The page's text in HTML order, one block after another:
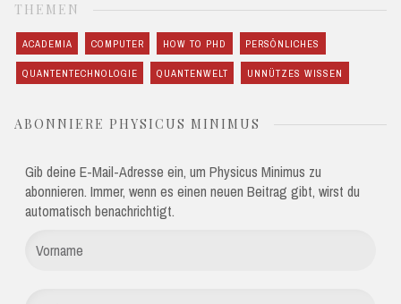
THEMEN
ACADEMIA COMPUTER HOW TO PHD PERSÖNLICHES
QUANTENTECHNOLOGIE QUANTENWELT UNNÜTZES WISSEN
ABONNIERE PHYSICUS MINIMUS
Gib deine E-Mail-Adresse ein, um Physicus Minimus zu
abonnieren. Immer, wenn es einen neuen Beitrag gibt, wirst du
automatisch benachrichtigt.